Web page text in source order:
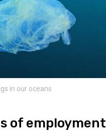
in our oceans
of employment